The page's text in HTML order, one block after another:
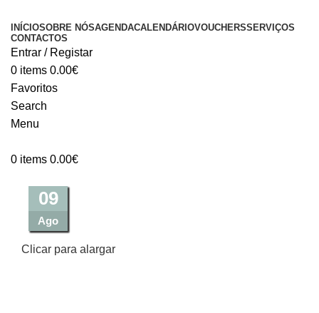
INÍCIOSOBRE NÓSAGENDACALENDÁRIOVOUCHERSSERVIÇOS
CONTACTOS
Entrar / Registar
0 items 0.00€
Favoritos
Search
Menu
0 items 0.00€
Clicar para alargar
07
Nov
17
Nov
17
Set
20
Set
14
Nov
14
Set
10
Jan
09
Ago